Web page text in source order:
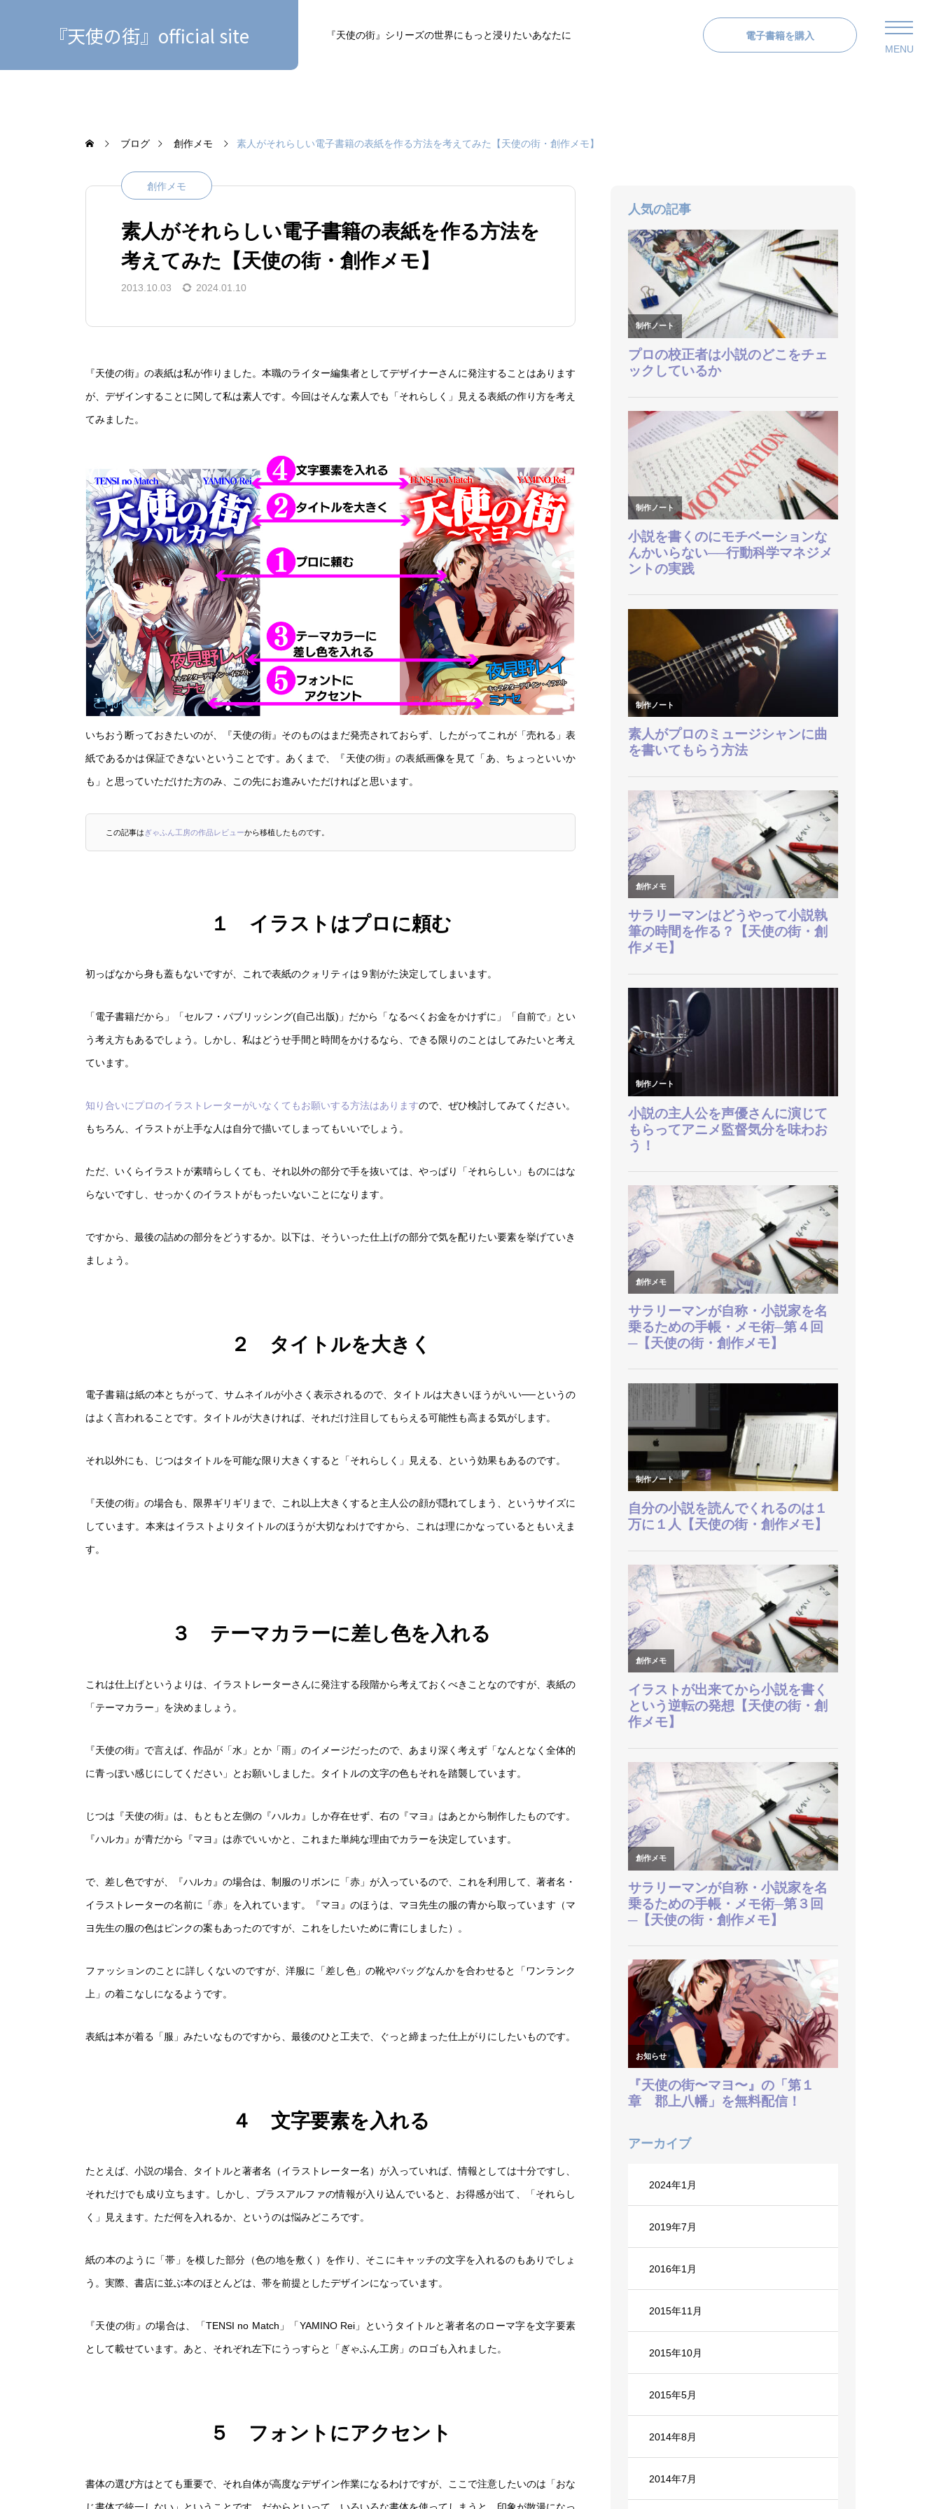
『天使の街』official site 『天使の街』シリーズの世界にもっと浸りたいあなたに
電子書籍を購入
MENU
ブログ 創作メモ 素人がそれらしい電子書籍の表紙を作る方法を考えてみた【天使の街・創作メモ】
創作メモ
素人がそれらしい電子書籍の表紙を作る方法を
考えてみた【天使の街・創作メモ】
2013.10.03 2024.01.10
『天使の街』の表紙は私が作りました。本職のライター編集者としてデザイナーさんに発注することはあります
が、デザインすることに関して私は素人です。今回はそんな素人でも「それらしく」見える表紙の作り方を考え
てみました。
いちおう断っておきたいのが、『天使の街』そのものはまだ発売されておらず、したがってこれが「売れる」表
紙であるかは保証できないということです。あくまで、『天使の街』の表紙画像を見て「あ、ちょっといいか
も」と思っていただけた方のみ、この先にお進みいただければと思います。
この記事は ぎゃふん工房の作品レビューから移植したものです。
１ イラストはプロに頼む
初っぱなから身も蓋もないですが、これで表紙のクォリティは９割がた決定してしまいます。
「電子書籍だから」「セルフ・パブリッシング(自己出版)」だから「なるべくお金をかけずに」「自前で」とい
う考え方もあるでしょう。しかし、私はどうせ手間と時間をかけるなら、できる限りのことはしてみたいと考え
ています。
知り合いにプロのイラストレーターがいなくてもお願いする方法はありますので、ぜひ検討してみてください。
もちろん、イラストが上手な人は自分で描いてしまってもいいでしょう。
ただ、いくらイラストが素晴らしくても、それ以外の部分で手を抜いては、やっぱり「それらしい」ものにはな
らないですし、せっかくのイラストがもったいないことになります。
ですから、最後の詰めの部分をどうするか。以下は、そういった仕上げの部分で気を配りたい要素を挙げていき
ましょう。
２ タイトルを大きく
電子書籍は紙の本とちがって、サムネイルが小さく表示されるので、タイトルは大きいほうがいい──というの
はよく言われることです。タイトルが大きければ、それだけ注目してもらえる可能性も高まる気がします。
それ以外にも、じつはタイトルを可能な限り大きくすると「それらしく」見える、という効果もあるのです。
『天使の街』の場合も、限界ギリギリまで、これ以上大きくすると主人公の顔が隠れてしまう、というサイズに
しています。本来はイラストよりタイトルのほうが大切なわけですから、これは理にかなっているともいえま
す。
３ テーマカラーに差し色を入れる
これは仕上げというよりは、イラストレーターさんに発注する段階から考えておくべきことなのですが、表紙の
「テーマカラー」を決めましょう。
『天使の街』で言えば、作品が「水」とか「雨」のイメージだったので、あまり深く考えず「なんとなく全体的
に青っぽい感じにしてください」とお願いしました。タイトルの文字の色もそれを踏襲しています。
じつは『天使の街』は、もともと左側の『ハルカ』しか存在せず、右の『マヨ』はあとから制作したものです。
『ハルカ』が青だから『マヨ』は赤でいいかと、これまた単純な理由でカラーを決定しています。
で、差し色ですが、『ハルカ』の場合は、制服のリボンに「赤」が入っているので、これを利用して、著者名・
イラストレーターの名前に「赤」を入れています。『マヨ』のほうは、マヨ先生の服の青から取っています（マ
ヨ先生の服の色はピンクの案もあったのですが、これをしたいために青にしました）。
ファッションのことに詳しくないのですが、洋服に「差し色」の靴やバッグなんかを合わせると「ワンランク
上」の着こなしになるようです。
表紙は本が着る「服」みたいなものですから、最後のひと工夫で、ぐっと締まった仕上がりにしたいものです。
４ 文字要素を入れる
たとえば、小説の場合、タイトルと著者名（イラストレーター名）が入っていれば、情報としては十分ですし、
それだけでも成り立ちます。しかし、プラスアルファの情報が入り込んでいると、お得感が出て、「それらし
く」見えます。ただ何を入れるか、というのは悩みどころです。
紙の本のように「帯」を模した部分（色の地を敷く）を作り、そこにキャッチの文字を入れるのもありでしょ
う。実際、書店に並ぶ本のほとんどは、帯を前提としたデザインになっています。
『天使の街』の場合は、「TENSI no Match」「YAMINO Rei」というタイトルと著者名のローマ字を文字要素
として載せています。あと、それぞれ左下にうっすらと「ぎゃふん工房」のロゴも入れました。
５ フォントにアクセント
書体の選び方はとても重要で、それ自体が高度なデザイン作業になるわけですが、ここで注意したいのは「おな
じ書体で統一しない」ということです。だからといって、いろいろな書体を使ってしまうと、印象が散漫になっ
人気の記事
アーカイブ
2024年1月
2019年7月
2016年1月
2015年11月
2015年10月
2015年5月
2014年8月
2014年7月
天使の街 天使の街
天使のしるし
〜レイニーブルー〜 CHARACTER GALLERY
ムービー